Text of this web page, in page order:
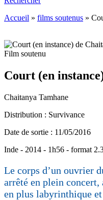
Accueil » films soutenus »
Film soutenu
Court (en
Chaitanya Tamhane
Distribution : Survivance
Date de sortie : 11/05/2016
Inde - 2014 - 1h56 - format
Le corps d’un ouvrier
arrêté en plein concert,
en plus labyrinthique